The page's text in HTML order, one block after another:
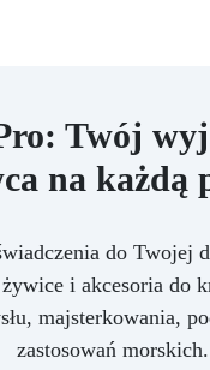
Twój
na każdą
do Twojej
i akcesoria do
majsterkowania,
zastosowań morskich.